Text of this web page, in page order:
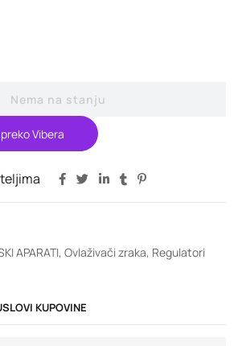
Nema na stanju
Vibera
APARATI, Ovlaživači zraka, Regulatori
KUPOVINE